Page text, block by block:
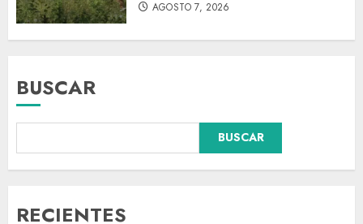
AGOSTO 7, 2026
BUSCAR
BUSCAR
RECIENTES
3
Fallece Carlos Garfias Merlos,